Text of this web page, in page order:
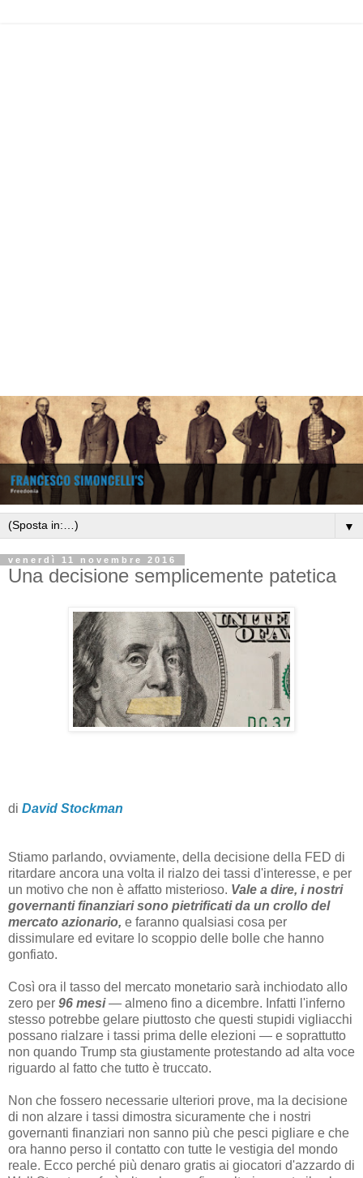
▼
venerdì 11 novembre 2016
Una decisione semplicemente patetica
di David Stockman
Stiamo parlando, ovviamente, della decisione della FED di
ritardare ancora una volta il rialzo dei tassi d'interesse, e per
un motivo che non è affatto misterioso. Vale a dire, i nostri
governanti finanziari sono pietrificati da un crollo del
mercato azionario, e faranno qualsiasi cosa per
dissimulare ed evitare lo scoppio delle bolle che hanno
gonfiato.
Così ora il tasso del mercato monetario sarà inchiodato allo
zero per 96 mesi— almeno fino a dicembre. Infatti l'inferno
stesso potrebbe gelare piuttosto che questi stupidi vigliacchi
possano rialzare i tassi prima delle elezioni — e soprattutto
non quando Trump sta giustamente protestando ad alta voce
riguardo al fatto che tutto è truccato.
Non che fossero necessarie ulteriori prove, ma la decisione
di non alzare i tassi dimostra sicuramente che i nostri
governanti finanziari non sanno più che pesci pigliare e che
ora hanno perso il contatto con tutte le vestigia del mondo
reale. Ecco perché più denaro gratis ai giocatori d'azzardo di